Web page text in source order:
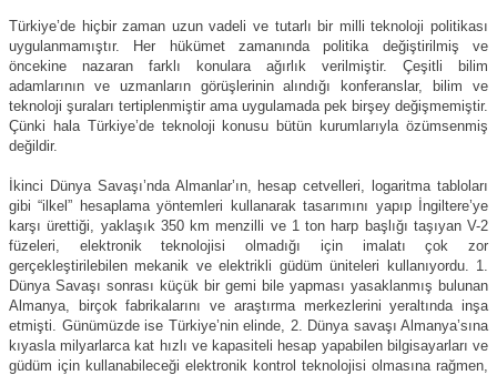
Türkiye’de hiçbir zaman uzun vadeli ve tutarlı bir milli teknoloji politikası
uygulanmamıştır. Her hükümet zamanında politika değiştirilmiş ve
öncekine nazaran farklı konulara ağırlık verilmiştir. Çeşitli bilim
adamlarının ve uzmanların görüşlerinin alındığı konferanslar, bilim ve
teknoloji şuraları tertiplenmiştir ama uygulamada pek birşey değişmemiştir.
Çünki hala Türkiye’de teknoloji konusu bütün kurumlarıyla özümsenmiş
değildir.
İkinci Dünya Savaşı’nda Almanlar’ın, hesap cetvelleri, logaritma tabloları
gibi “ilkel” hesaplama yöntemleri kullanarak tasarımını yapıp İngiltere’ye
karşı ürettiği, yaklaşık 350 km menzilli ve 1 ton harp başlığı taşıyan V-2
füzeleri, elektronik teknolojisi olmadığı için imalatı çok zor
gerçekleştirilebilen mekanik ve elektrikli güdüm üniteleri kullanıyordu. 1.
Dünya Savaşı sonrası küçük bir gemi bile yapması yasaklanmış bulunan
Almanya, birçok fabrikalarını ve araştırma merkezlerini yeraltında inşa
etmişti. Günümüzde ise Türkiye’nin elinde, 2. Dünya savaşı Almanya’sına
kıyasla milyarlarca kat hızlı ve kapasiteli hesap yapabilen bilgisayarları ve
güdüm için kullanabileceği elektronik kontrol teknolojisi olmasına rağmen,